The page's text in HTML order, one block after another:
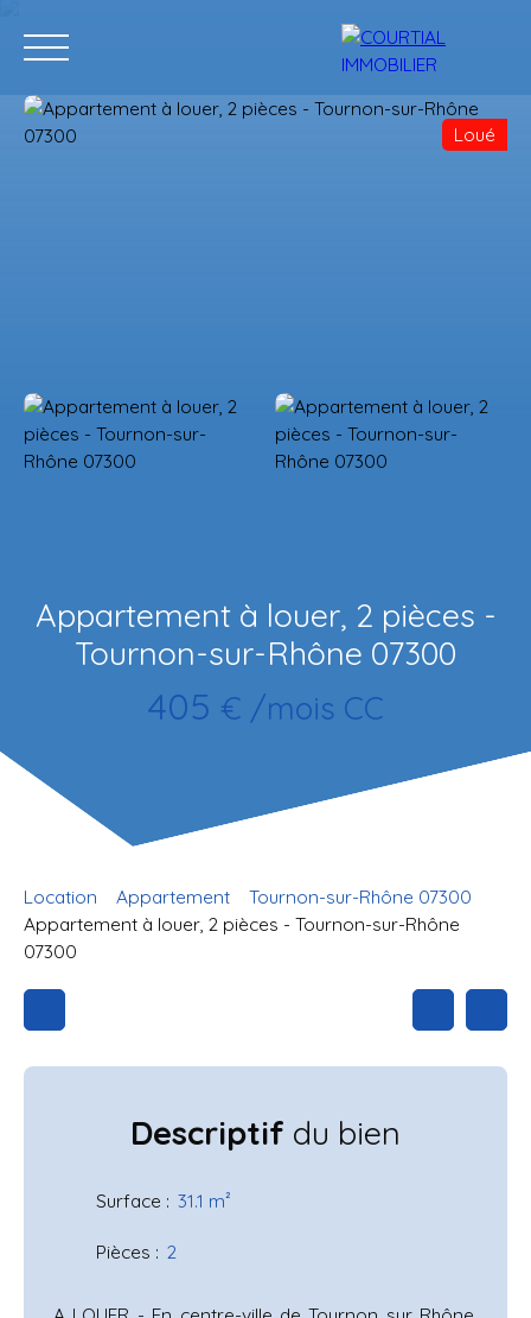
Loué
Appartement à louer, 2 pièces -
Tournon-sur-Rhône 07300
405 € /mois CC
Location Appartement
Tournon-sur-Rhône 07300
Appartement à louer, 2 pièces - Tournon-sur-Rhône
07300
Descriptif du bien
Surface : 31.1 m²
Pièces : 2